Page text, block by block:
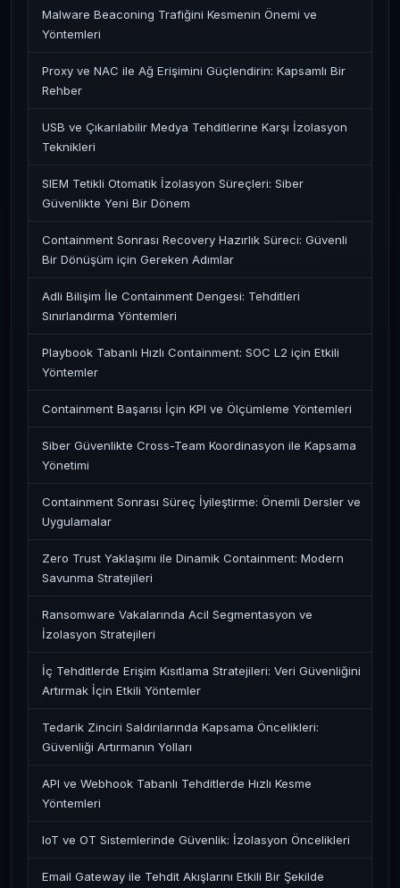
Malware Beaconing Trafiğini Kesmenin Önemi ve
Yöntemleri
Proxy ve NAC ile Ağ Erişimini Güçlendirin: Kapsamlı Bir
Rehber
USB ve Çıkarılabilir Medya Tehditlerine Karşı İzolasyon
Teknikleri
SIEM Tetikli Otomatik İzolasyon Süreçleri: Siber
Güvenlikte Yeni Bir Dönem
Containment Sonrası Recovery Hazırlık Süreci: Güvenli
Bir Dönüşüm için Gereken Adımlar
Adli Bilişim İle Containment Dengesi: Tehditleri
Sınırlandırma Yöntemleri
Playbook Tabanlı Hızlı Containment: SOC L2 için Etkili
Yöntemler
Containment Başarısı İçin KPI ve Ölçümleme Yöntemleri
Siber Güvenlikte Cross-Team Koordinasyon ile Kapsama
Yönetimi
Containment Sonrası Süreç İyileştirme: Önemli Dersler ve
Uygulamalar
Zero Trust Yaklaşımı ile Dinamik Containment: Modern
Savunma Stratejileri
Ransomware Vakalarında Acil Segmentasyon ve
İzolasyon Stratejileri
İç Tehditlerde Erişim Kısıtlama Stratejileri: Veri Güvenliğini
Artırmak İçin Etkili Yöntemler
Tedarik Zinciri Saldırılarında Kapsama Öncelikleri:
Güvenliği Artırmanın Yolları
API ve Webhook Tabanlı Tehditlerde Hızlı Kesme
Yöntemleri
IoT ve OT Sistemlerinde Güvenlik: İzolasyon Öncelikleri
Email Gateway ile Tehdit Akışlarını Etkili Bir Şekilde